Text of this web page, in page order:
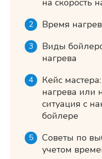
Время
Виды
нагрева
Кейс
нагрева или
ситуация с
бойлере
Советы по
учетом